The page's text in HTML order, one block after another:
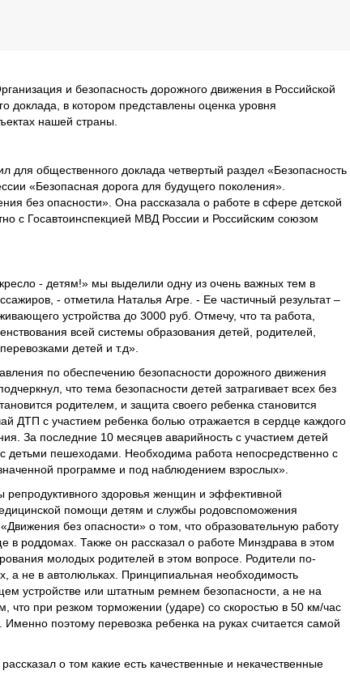
и безопасность дорожного движения в Российской
доклада, в котором представлены оценка уровня
нашей страны.
для общественного доклада четвертый раздел «Безопасность
«Безопасная дорога для будущего поколения».
без опасности». Она рассказала о работе в сфере детской
с Госавтоинспекцией МВД России и Российским союзом
- детям!» мы выделили одну из очень важных тем в
- отметила Наталья Агре. - Ее частичный результат –
устройства до 3000 руб. Отмечу, что та работа,
всей системы образования детей, родителей,
детей и т.д».
по обеспечению безопасности дорожного движения
что тема безопасности детей затрагивает всех без
родителем, и защита своего ребенка становится
ДТП с участием ребенка болью отражается в сердце каждого
За последние 10 месяцев аварийность с участием детей
детьми пешеходами. Необходима работа непосредственно с
программе и под наблюдением взрослых».
репродуктивного здоровья женщин и эффективной
помощи детям и службы родовспоможения
без опасности» о том, что образовательную работу
в роддомах. Также он рассказал о работе Минздрава в этом
молодых родителей в этом вопросе. Родители по-
а не в автолюльках. Принципиальная необходимость
устройстве или штатным ремнем безопасности, а не на
что при резком торможении (ударе) со скоростью в 50 км/час
поэтому перевозка ребенка на руках считается самой
о том какие есть качественные и некачественные